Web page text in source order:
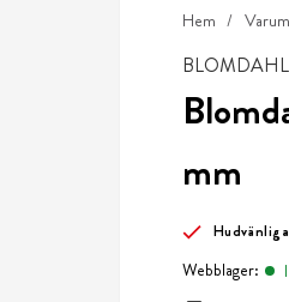
Hem
BLOMDAHL
mm
Webblager: